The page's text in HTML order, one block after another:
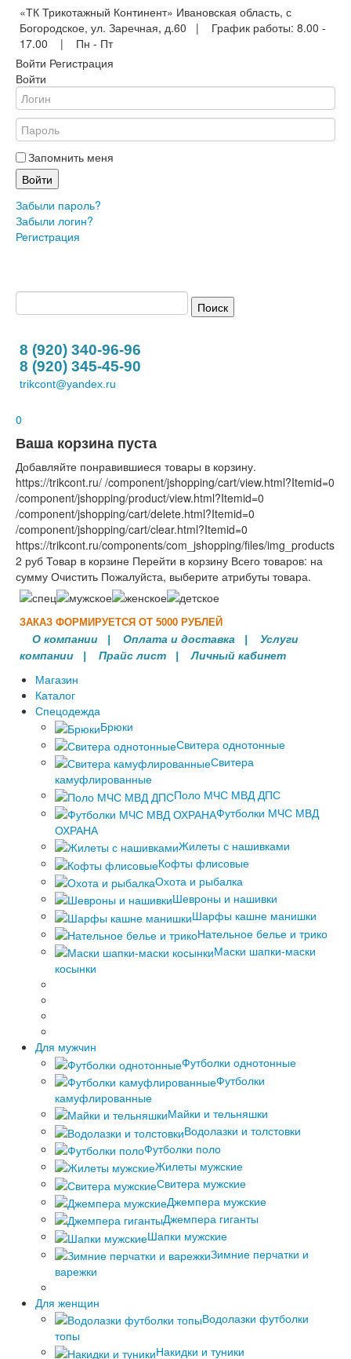
«ТК Трикотажный Континент» Ивановская область, с
Богородское, ул. Заречная, д.60 | График работы: 8.00 -
17.00 | Пн - Пт
Войти Регистрация
Войти
Запомнить меня
Войти
Забыли пароль?
Забыли логин?
Регистрация
8 (920) 340-96-96
8 (920) 345-45-90
trikcont@yandex.ru
0
Ваша корзина пуста
Добавляйте понравившиеся товары в корзину.
https://trikcont.ru/ /component/jshopping/cart/view.html?Itemid=0
/component/jshopping/product/view.html?Itemid=0
/component/jshopping/cart/delete.html?Itemid=0
/component/jshopping/cart/clear.html?Itemid=0
https://trikcont.ru/components/com_jshopping/files/img_products
2 руб Товар в корзине Перейти в корзину Всего товаров: на
сумму Очистить Пожалуйста, выберите атрибуты товара.
ЗАКАЗ ФОРМИРУЕТСЯ ОТ 5000 РУБЛЕЙ
О компании | Оплата и доставка | Услуги
компании | Прайс лист |Личный кабинет
Магазин
Каталог
Спецодежда
Брюки
Свитера однотонные
Свитера
камуфлированные
Поло МЧС МВД ДПС
Футболки МЧС МВД
ОХРАНА
Жилеты с нашивками
Кофты флисовые
Охота и рыбалка
Шевроны и нашивки
Шарфы кашне манишки
Нательное белье и трико
Маски шапки-маски
косынки
Для мужчин
Футболки однотонные
Футболки
камуфлированные
Майки и тельняшки
Водолазки и толстовки
Футболки поло
Жилеты мужские
Свитера мужские
Джемпера мужские
Джемпера гиганты
Шапки мужские
Зимние перчатки и
варежки
Для женщин
Водолазки футболки
топы
Накидки и туники